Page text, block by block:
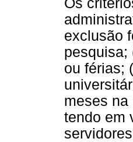
exclusão
pesquisa;
ou férias;
meses
tendo em